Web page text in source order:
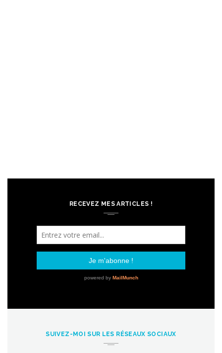
RECEVEZ MES ARTICLES !
SUIVEZ-MOI SUR LES RÉSEAUX SOCIAUX